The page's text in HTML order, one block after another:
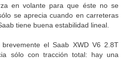
en volante para que éste no se
se aprecia cuando en carreteras
tiene buena estabilidad lineal.
brevemente el Saab XWD V6 2.8T
sólo con tracción total: hay una